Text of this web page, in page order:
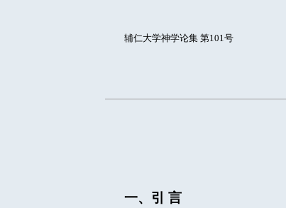
辅仁大学神学论集 第101号
一、引 言